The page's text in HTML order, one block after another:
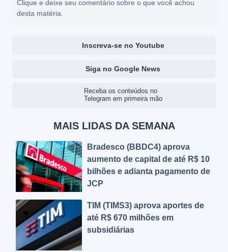
Clique e deixe seu comentário sobre o que você achou
desta matéria.
Inscreva-se no Youtube
Siga no Google News
Receba os conteúdos no
Telegram em primeira mão
MAIS LIDAS DA SEMANA
Bradesco (BBDC4) aprova
aumento de capital de até R$ 10
bilhões e adianta pagamento de
JCP
TIM (TIMS3) aprova aportes de
até R$ 670 milhões em
subsidiárias